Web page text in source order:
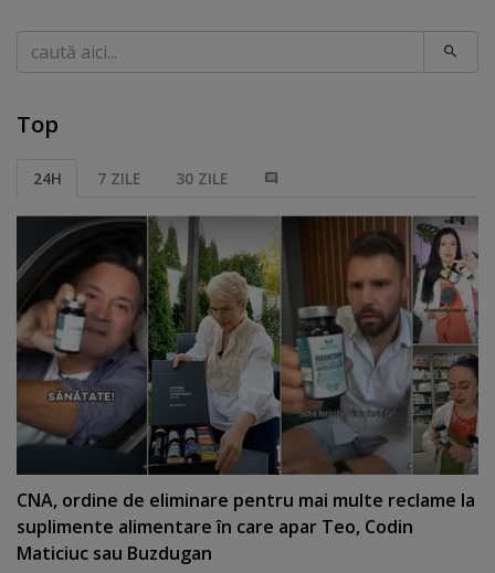
Caută
Top
24H 7 ZILE 30 ZILE
CNA, ordine de eliminare pentru mai multe reclame la
suplimente alimentare în care apar Teo, Codin
Maticiuc sau Buzdugan